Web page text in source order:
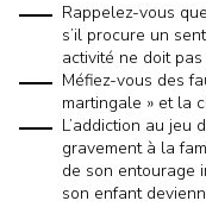
Rappelez-vous
s’il procure un
activité ne doit
Méfiez-vous des
martingale » et la
L’addiction au jeu
gravement à la
de son entourage
son enfant